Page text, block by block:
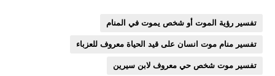
تفسير رؤية الموت أو شخص يموت في المنام
تفسير منام موت انسان على قيد الحياة معروف للعزباء
تفسير موت شخص حي معروف لابن سيرين